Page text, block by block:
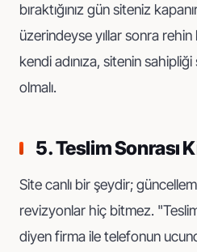
bıraktığınız gün siteniz
üzerindeyse yıllar sonra rehin
kendi adınıza, sitenin
olmalı.
5. Teslim Sonrası
Site canlı bir şeydir;
revizyonlar hiç bitmez.
diyen firma ile telefonun